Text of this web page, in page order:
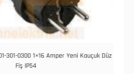
301-0300 1×16 Amper Yeni Kauçuk Düz
Fiş IP54